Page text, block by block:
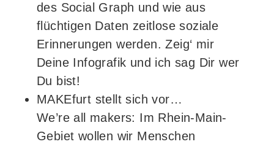
des Social Graph und wie aus
flüchtigen Daten zeitlose soziale
Erinnerungen werden. Zeig‘ mir
Deine Infografik und ich sag Dir wer
Du bist!
MAKEfurt stellt sich vor…
We’re all makers: Im Rhein-Main-
Gebiet wollen wir Menschen